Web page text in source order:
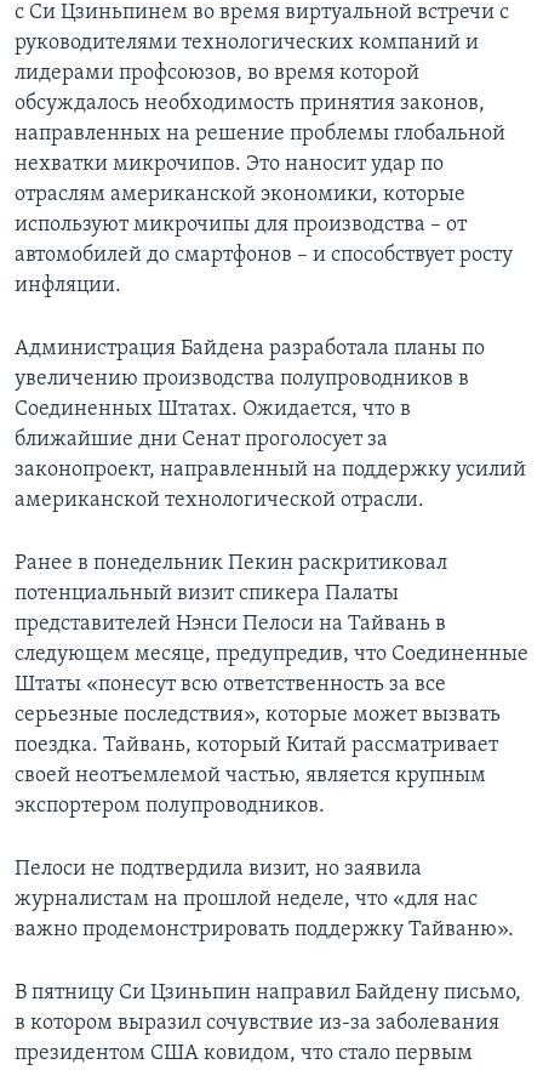
с Си Цзиньпинем во время виртуальной встречи с
руководителями технологических компаний и
лидерами профсоюзов, во время которой
обсуждалось необходимость принятия законов,
направленных на решение проблемы глобальной
нехватки микрочипов. Это наносит удар по
отраслям американской экономики, которые
используют микрочипы для производства – от
автомобилей до смартфонов – и способствует росту
инфляции.
Администрация Байдена разработала планы по
увеличению производства полупроводников в
Соединенных Штатах. Ожидается, что в
ближайшие дни Сенат проголосует за
законопроект, направленный на поддержку усилий
американской технологической отрасли.
Ранее в понедельник Пекин раскритиковал
потенциальный визит спикера Палаты
представителей Нэнси Пелоси на Тайвань в
следующем месяце, предупредив, что Соединенные
Штаты «понесут всю ответственность за все
серьезные последствия», которые может вызвать
поездка. Тайвань, который Китай рассматривает
своей неотъемлемой частью, является крупным
экспортером полупроводников.
Пелоси не подтвердила визит, но заявила
журналистам на прошлой неделе, что «для нас
важно продемонстрировать поддержку Тайваню».
В пятницу Си Цзиньпин направил Байдену письмо,
в котором выразил сочувствие из-за заболевания
президентом США ковидом, что стало первым